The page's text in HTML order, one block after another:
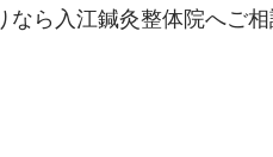
ら入江鍼灸整体院へご相